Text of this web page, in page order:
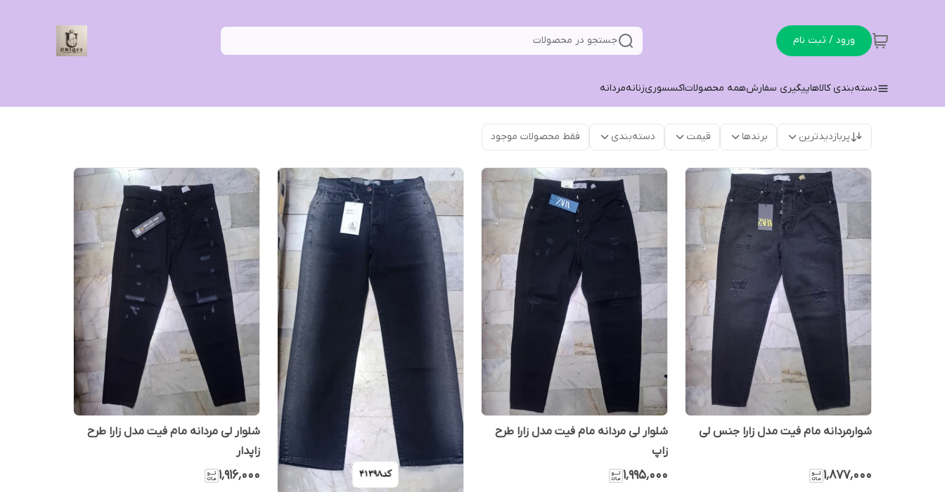
ورود / ثبت نام جستجو در محصولات
دسته‌بندی کالاهاپیگیری سفارشهمه محصولاتاکسسوریزنانهمردانه
پربازدیدترین برندها قیمت دسته‌بندی فقط محصولات موجود
شوارمردانه مام فیت مدل زارا جنس لی
۱٬۸۷۷٬۰۰۰
شلوار لی مردانه مام فیت مدل زارا طرح
زاپ
۱٬۹۹۵٬۰۰۰
شلوار لی مردانه مام فیت مدل زارا طرح
زاپدار
۱٬۹۱۶٬۰۰۰